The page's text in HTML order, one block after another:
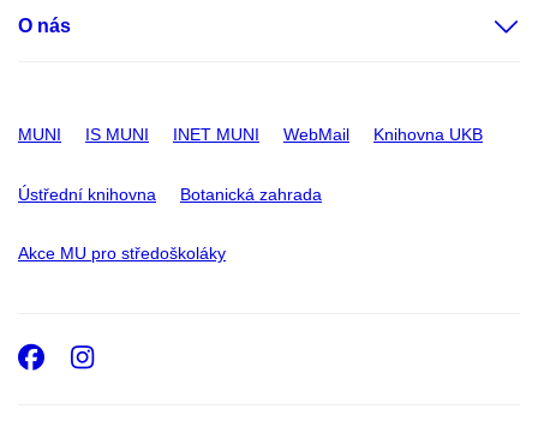
O nás
MUNI IS MUNI INET MUNI WebMail Knihovna UKB
Ústřední knihovna Botanická zahrada
Akce MU pro středoškoláky
Facebook
Instagram